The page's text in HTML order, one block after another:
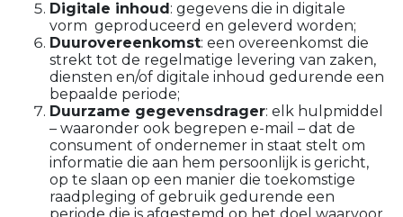
Digitale inhoud: gegevens die in digitale
vorm geproduceerd en geleverd worden;
Duurovereenkomst: een overeenkomst die
strekt tot de regelmatige levering van zaken,
diensten en/of digitale inhoud gedurende een
bepaalde periode;
Duurzame gegevensdrager: elk hulpmiddel
– waaronder ook begrepen e-mail – dat de
consument of ondernemer in staat stelt om
informatie die aan hem persoonlijk is gericht,
op te slaan op een manier die toekomstige
raadpleging of gebruik gedurende een